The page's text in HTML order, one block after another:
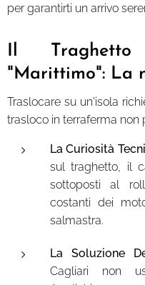
per garantirti un arrivo
Il
"Marittimo": La
Traslocare su un'isola
trasloco in terraferma non
La Curiosità
sul traghetto, il
sottoposti al
costanti dei
salmastra.
La Soluzione
Cagliari non